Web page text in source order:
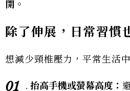
開。
除了伸展，日常習慣
想減少頸椎壓力，平常生活
01 . 抬高手機或螢幕高度：